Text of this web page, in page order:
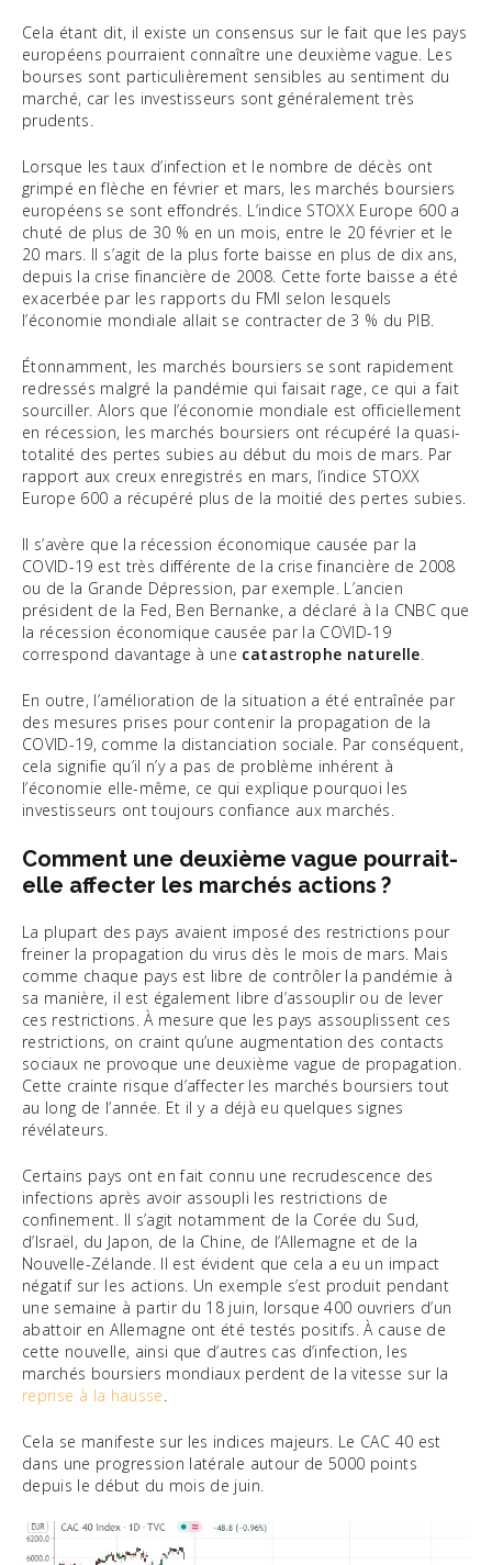
Cela étant dit, il existe un consensus sur le fait que les pays
européens pourraient connaître une deuxième vague. Les
bourses sont particulièrement sensibles au sentiment du
marché, car les investisseurs sont généralement très
prudents.
Lorsque les taux d’infection et le nombre de décès ont
grimpé en flèche en février et mars, les marchés boursiers
européens se sont effondrés. L’indice STOXX Europe 600 a
chuté de plus de 30 % en un mois, entre le 20 février et le
20 mars. Il s’agit de la plus forte baisse en plus de dix ans,
depuis la crise financière de 2008. Cette forte baisse a été
exacerbée par les rapports du FMI selon lesquels
l’économie mondiale allait se contracter de 3 % du PIB.
Étonnamment, les marchés boursiers se sont rapidement
redressés malgré la pandémie qui faisait rage, ce qui a fait
sourciller. Alors que l’économie mondiale est officiellement
en récession, les marchés boursiers ont récupéré la quasi-
totalité des pertes subies au début du mois de mars. Par
rapport aux creux enregistrés en mars, l’indice STOXX
Europe 600 a récupéré plus de la moitié des pertes subies.
Il s’avère que la récession économique causée par la
COVID-19 est très différente de la crise financière de 2008
ou de la Grande Dépression, par exemple. L’ancien
président de la Fed, Ben Bernanke, a déclaré à la CNBC que
la récession économique causée par la COVID-19
correspond davantage à une catastrophe naturelle.
En outre, l’amélioration de la situation a été entraînée par
des mesures prises pour contenir la propagation de la
COVID-19, comme la distanciation sociale. Par conséquent,
cela signifie qu’il n’y a pas de problème inhérent à
l’économie elle-même, ce qui explique pourquoi les
investisseurs ont toujours confiance aux marchés.
Comment une deuxième vague pourrait-
elle affecter les marchés actions ?
La plupart des pays avaient imposé des restrictions pour
freiner la propagation du virus dès le mois de mars. Mais
comme chaque pays est libre de contrôler la pandémie à
sa manière, il est également libre d’assouplir ou de lever
ces restrictions. À mesure que les pays assouplissent ces
restrictions, on craint qu’une augmentation des contacts
sociaux ne provoque une deuxième vague de propagation.
Cette crainte risque d’affecter les marchés boursiers tout
au long de l’année. Et il y a déjà eu quelques signes
révélateurs.
Certains pays ont en fait connu une recrudescence des
infections après avoir assoupli les restrictions de
confinement. Il s’agit notamment de la Corée du Sud,
d’Israël, du Japon, de la Chine, de l’Allemagne et de la
Nouvelle-Zélande. Il est évident que cela a eu un impact
négatif sur les actions. Un exemple s’est produit pendant
une semaine à partir du 18 juin, lorsque 400 ouvriers d’un
abattoir en Allemagne ont été testés positifs. À cause de
cette nouvelle, ainsi que d’autres cas d’infection, les
marchés boursiers mondiaux perdent de la vitesse sur la
reprise à la hausse.
Cela se manifeste sur les indices majeurs. Le CAC 40 est
dans une progression latérale autour de 5000 points
depuis le début du mois de juin.